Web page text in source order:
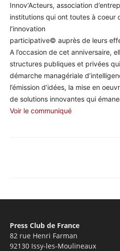
Innov‘Acteurs, association
institutions qui ont toutes à coeur
l‘innovation
participative© auprès de leurs
A l’occasion de cet anniversaire,
structures publiques et privées
démarche managériale
l’émission d’idées, la mise en
de solutions innovantes qui
Voir le communiqué
Press Club de France
82 rue Henri Farman
92130 Issy-les-Moulineaux